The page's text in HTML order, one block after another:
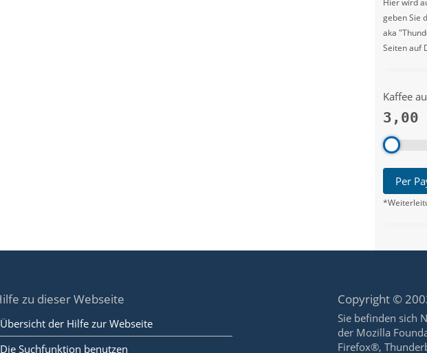
Hier wird
geben Sie
aka
Seiten auf
Kaffee
3,00
Per
zu dieser Webseite
Übersicht der Hilfe zur Webseite
Die Suchfunktion benutzen
Copyright ©
Sie befinden sich
der Mozilla
Firefox®,